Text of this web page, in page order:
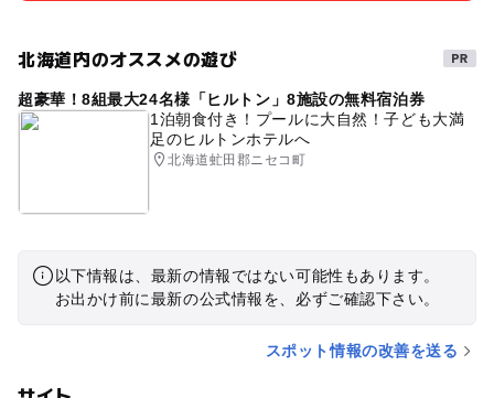
北海道内のオススメの遊び
超豪華！8組最大24名様「ヒルトン」8施設の無料宿泊券
1泊朝食付き！プールに大自然！子ども大満
足のヒルトンホテルへ
北海道虻田郡ニセコ町
以下情報は、最新の情報ではない可能性もあります。
お出かけ前に最新の公式情報を、必ずご確認下さい。
スポット情報の改善を送る